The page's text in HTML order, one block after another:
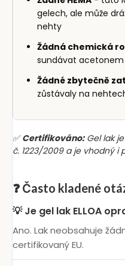
gelech, ale může
nehty
Žádná chemická
sundávat
Žádné zbytečně
zůstávaly na
✅Certifikováno:Gel lak
č. 1223/2009 a je vhodný i
❓ Často kladené
💡 Je gel lak ELLOA
Ano. Lak neobsahuje
certifikovaný EU.